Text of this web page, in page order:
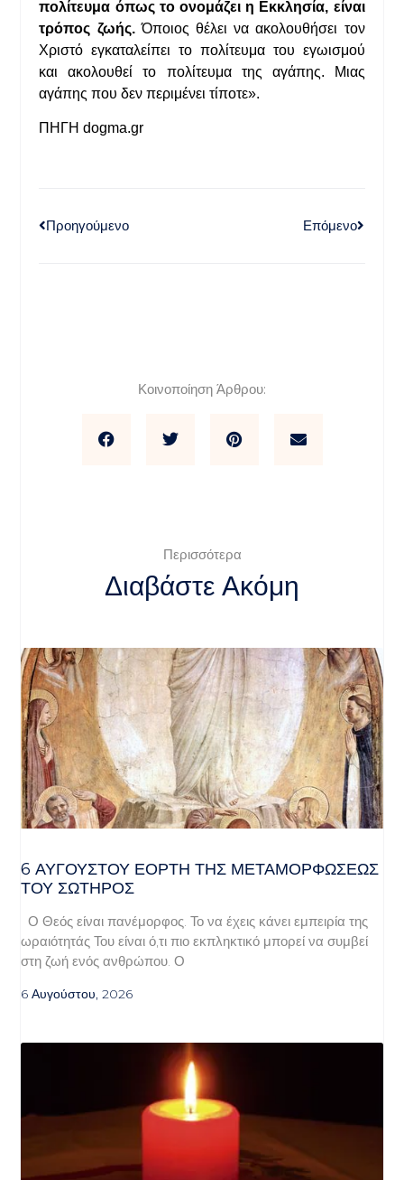
πολίτευμα όπως το ονομάζει η Εκκλησία, είναι
τρόπος ζωής.Όποιος θέλει να ακολουθήσει τον
Χριστό εγκαταλείπει το πολίτευμα του εγωισμού
και ακολουθεί το πολίτευμα της αγάπης. Μιας
αγάπης που δεν περιμένει τίποτε».
ΠΗΓΗ dogma.gr
Προηγούμενο Επόμενο
Κοινοποίηση Άρθρου:
Περισσότερα
Διαβάστε Ακόμη
6 ΑΥΓΟΥΣΤΟΥ ΕΟΡΤΗ ΤΗΣ ΜΕΤΑΜΟΡΦΩΣΕΩΣ
ΤΟΥ ΣΩΤΗΡΟΣ
Ο Θεός είναι πανέμορφος. Το να έχεις κάνει εμπειρία της
ωραιότητάς Του είναι ό,τι πιο εκπληκτικό μπορεί να συμβεί
στη ζωή ενός ανθρώπου. Ο
6 Αυγούστου, 2026